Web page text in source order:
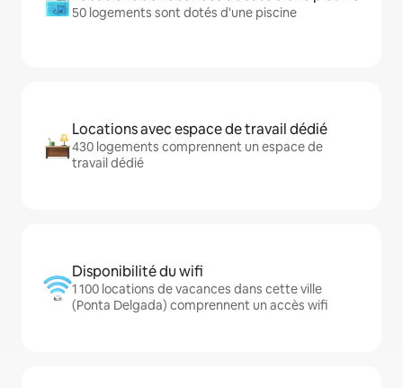
50 logements sont dotés d'une piscine
Locations avec espace de travail dédié
430 logements comprennent un espace de
travail dédié
Disponibilité du wifi
1 100 locations de vacances dans cette ville
(Ponta Delgada) comprennent un accès wifi